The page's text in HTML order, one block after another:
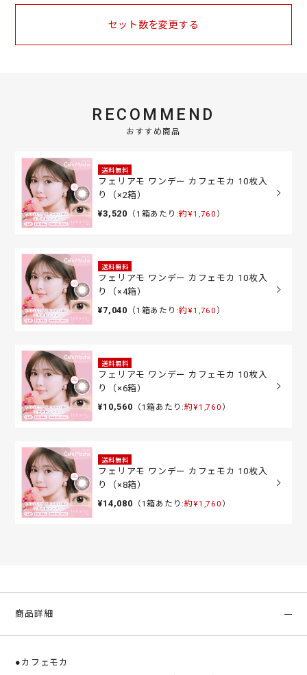
セット数を変更する
RECOMMEND
おすすめ商品
送料無料
フェリアモ ワンデー カフェモカ 10枚入
り（×2箱）
¥3,520 （1箱あたり:約¥1,760 ）
送料無料
フェリアモ ワンデー カフェモカ 10枚入
り（×4箱）
¥7,040 （1箱あたり:約¥1,760 ）
送料無料
フェリアモ ワンデー カフェモカ 10枚入
り（×6箱）
¥10,560 （1箱あたり:約¥1,760 ）
送料無料
フェリアモ ワンデー カフェモカ 10枚入
り（×8箱）
¥14,080 （1箱あたり:約¥1,760 ）
商品詳細
●カフェモカ